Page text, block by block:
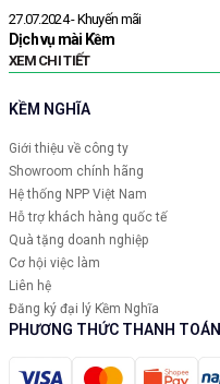
27.07.2024 - Khuyến mãi
Dịch vụ mài Kềm
XEM CHI TIẾT
KỀM NGHĨA
Giới thiệu về công ty
Showroom chính hãng
Hệ thống NPP Việt Nam
Hỗ trợ khách hàng quốc tế
Quà tặng doanh nghiệp
Cơ hội việc làm
Liên hệ
Đăng ký đại lý Kềm Nghĩa
PHƯƠNG THỨC THANH TOÁN